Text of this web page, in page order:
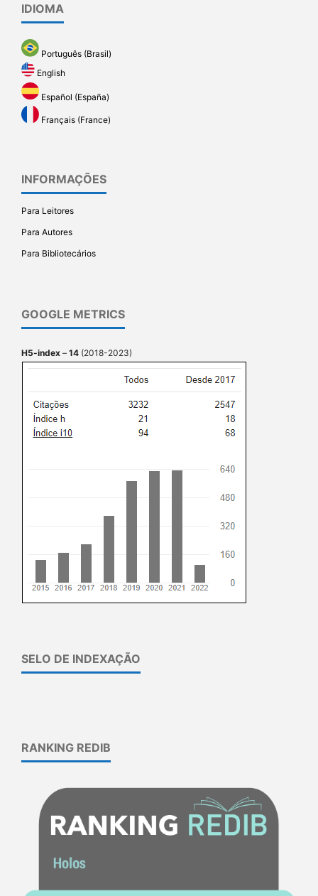
IDIOMA
Português (Brasil)
English
Español (España)
Français (France)
INFORMAÇÕES
Para Leitores
Para Autores
Para Bibliotecários
GOOGLE METRICS
H5-index – 14 (2018-2023)
SELO DE INDEXAÇÃO
RANKING REDIB